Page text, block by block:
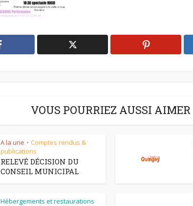
VOUS POURRIEZ AUSSI AIMER
A la une • Comptes rendus &
publications
RELEVÉ DÉCISION DU
CONSEIL MUNICIPAL
Hébergements et restaurations